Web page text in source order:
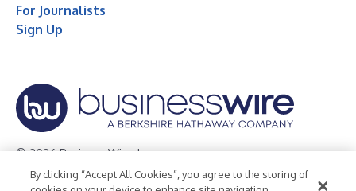
For Journalists
Sign Up
© 2026 Business Wire, Inc.
Privacy Policy Cookie Policy Accessibility Statement
By clicking “Accept All Cookies”, you agree to the storing of